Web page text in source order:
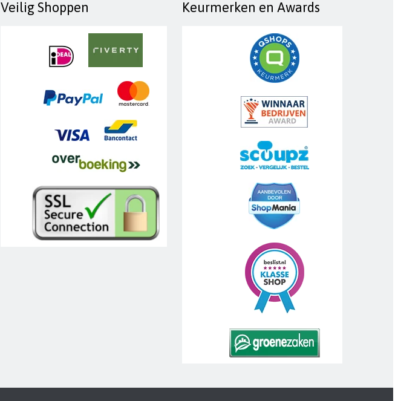
Veilig Shoppen Keurmerken en Awards